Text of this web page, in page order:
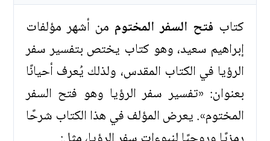
كتاب فتح السفر المختوم من أشهر مؤلفات
إبراهيم سعيد، وهو كتاب يختص بتفسير سفر
الرؤيا في الكتاب المقدس، ولذلك يُعرف أحيانًا
بعنوان: «تفسير سفر الرؤيا وهو فتح السفر
المختوم». يعرض المؤلف في هذا الكتاب شرحًا